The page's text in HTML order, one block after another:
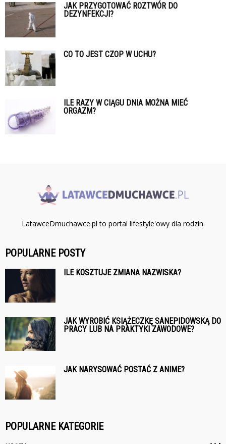
JAK PRZYGOTOWAĆ ROZTWÓR DO
DEZYNFEKCJI?
CO TO JEST CZOP W UCHU?
ILE RAZY W CIĄGU DNIA MOŻNA MIEĆ
ORGAZM?
LatawceDmuchawce.pl to portal lifestyle'owy dla rodzin.
POPULARNE POSTY
ILE KOSZTUJE ZMIANA NAZWISKA?
JAK WYROBIĆ KSIĄŻECZKĘ SANEPIDOWSKĄ DO
PRACY LUB NA PRAKTYKI ZAWODOWE?
JAK NARYSOWAĆ POSTAĆ Z ANIME?
POPULARNE KATEGORIE